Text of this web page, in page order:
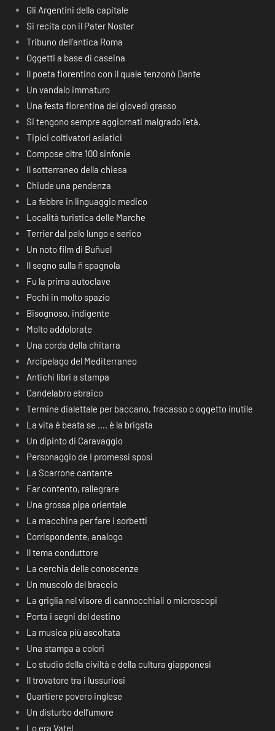
Gli Argentini della capitale
Si recita con il Pater Noster
Tribuno dell’antica Roma
Oggetti a base di caseina
Il poeta fiorentino con il quale tenzonò Dante
Un vandalo immaturo
Una festa fiorentina del giovedì grasso
Si tengono sempre aggiornati malgrado l’età.
Tipici coltivatori asiatici
Compose oltre 100 sinfonie
Il sotterraneo della chiesa
Chiude una pendenza
La febbre in linguaggio medico
Località turistica delle Marche
Terrier dal pelo lungo e serico
Un noto film di Buñuel
Il segno sulla ñ spagnola
Fu la prima autoclave
Pochi in molto spazio
Bisognoso, indigente
Molto addolorate
Una corda della chitarra
Arcipelago del Mediterraneo
Antichi libri a stampa
Candelabro ebraico
Termine dialettale per baccano, fracasso o oggetto inutile
La vita è beata se …. è la brigata
Un dipinto di Caravaggio
Personaggio de I promessi sposi
La Scarrone cantante
Far contento, rallegrare
Una grossa pipa orientale
La macchina per fare i sorbetti
Corrispondente, analogo
Il tema conduttore
La cerchia delle conoscenze
Un muscolo del braccio
La griglia nel visore di cannocchiali o microscopi
Porta i segni del destino
La musica più ascoltata
Una stampa a colori
Lo studio della civiltà e della cultura giapponesi
Il trovatore tra i lussuriosi
Quartiere povero inglese
Un disturbo dell’umore
Lo era Vatel